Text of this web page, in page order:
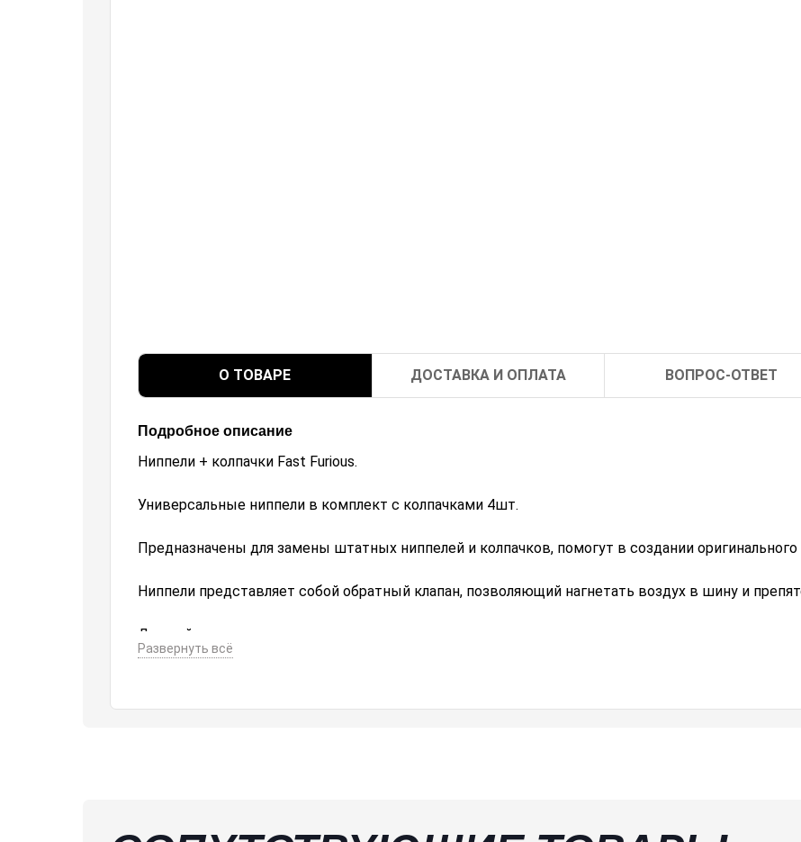
О ТОВАРЕ ДОСТАВКА И ОПЛАТА ВОПРОС-ОТВЕТ
Подробное описание
Ниппели + колпачки Fast Furious.
Универсальные ниппели в комплект с колпачками 4шт.
Предназначены для замены штатных ниппелей и колпачков, помогут в создании
Ниппели представляет собой обратный клапан, позволяющий нагнетать воздух в шину и
Данный ниппель выполнен с алюминия, что увеличивает срок эксплуатации.
Развернуть всё